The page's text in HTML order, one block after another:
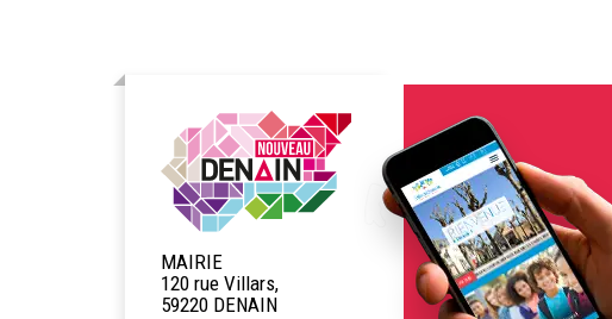
MAIRIE
120 rue Villars,
59220 DENAIN